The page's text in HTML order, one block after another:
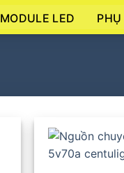
MODULE LED PHỤ
+